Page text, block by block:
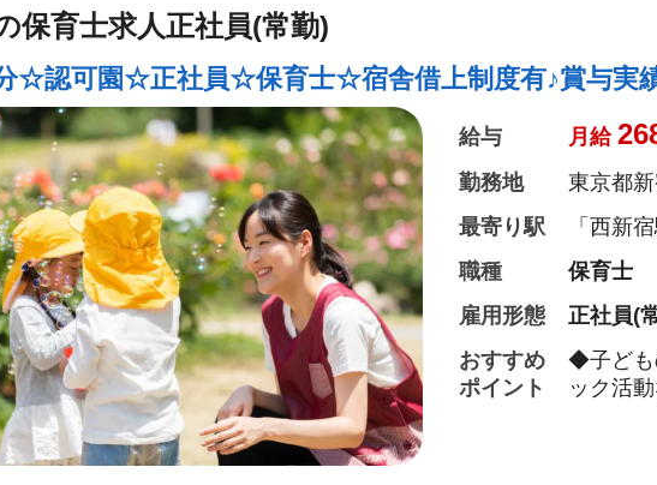
◆社員表
◆スタッ
保育士求人正社員(常勤)
☆認可園☆正社員☆保育士☆宿舎借上制度有♪賞与実
給与 月給
勤務地
東京都
最寄り駅
「西新
職種
保育士
雇用形態
正社員(
おすすめ
ポイント
◆子ども
ック活